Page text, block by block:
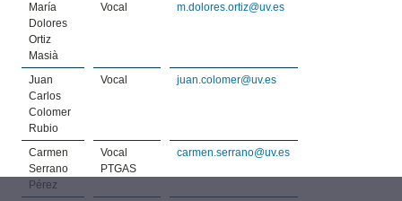
María
Dolores
Ortiz
Masià
Vocal m.dolores.ortiz@uv.es
Juan
Carlos
Colomer
Rubio
Vocal juan.colomer@uv.es
Carmen
Serrano
Pérez
Vocal
PTGAS
carmen.serrano@uv.es